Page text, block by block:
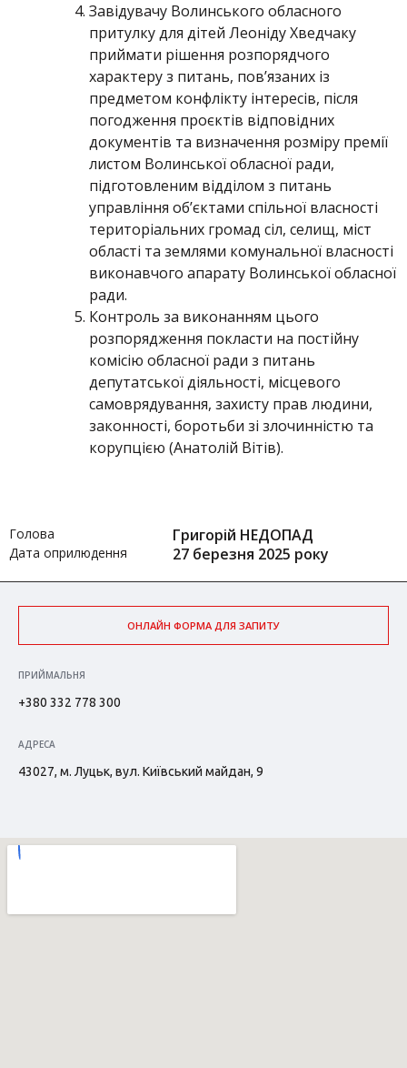
Завідувачу Волинського обласного
притулку для дітей Леоніду Хведчаку
приймати рішення розпорядчого
характеру з питань, пов’язаних із
предметом конфлікту інтересів, після
погодження проєктів відповідних
документів та визначення розміру премії
листом Волинської обласної ради,
підготовленим відділом з питань
управління об’єктами спільної власності
територіальних громад сіл, селищ, міст
області та землями комунальної власності
виконавчого апарату Волинської обласної
ради.
Контроль за виконанням цього
розпорядження покласти на постійну
комісію обласної ради з питань
депутатської діяльності, місцевого
самоврядування, захисту прав людини,
законності, боротьби зі злочинністю та
корупцією (Анатолій Вітів).
Голова Григорій НЕДОПАД
Дата оприлюдення 27 березня 2025 року
ОНЛАЙН ФОРМА ДЛЯ ЗАПИТУ
ПРИЙМАЛЬНЯ
+380 332 778 300
АДРЕСА
43027, м. Луцьк, вул. Київський майдан, 9